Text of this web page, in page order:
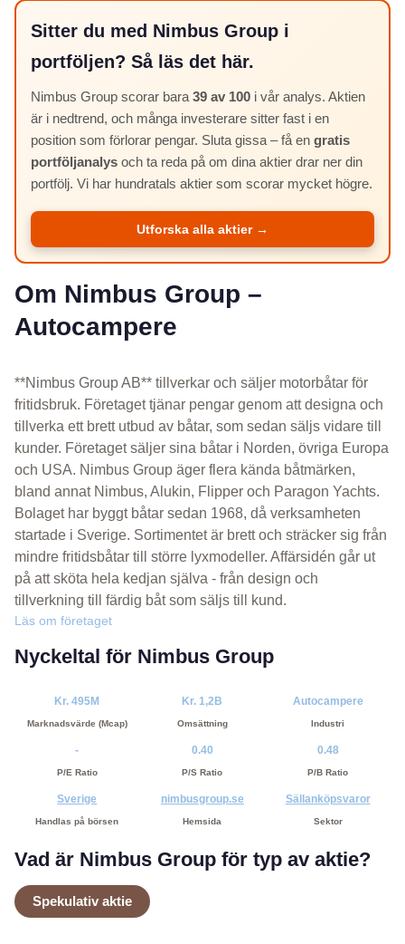
Sitter du med Nimbus Group i
portföljen? Så läs det här.
Nimbus Group scorar bara 39 av 100 i vår analys. Aktien
är i nedtrend, och många investerare sitter fast i en
position som förlorar pengar. Sluta gissa – få en gratis
portföljanalys och ta reda på om dina aktier drar ner din
portfölj. Vi har hundratals aktier som scorar mycket högre.
Utforska alla aktier →
Om Nimbus Group –
Autocampere
**Nimbus Group AB** tillverkar och säljer motorbåtar för
fritidsbruk. Företaget tjänar pengar genom att designa och
tillverka ett brett utbud av båtar, som sedan säljs vidare till
kunder. Företaget säljer sina båtar i Norden, övriga Europa
och USA. Nimbus Group äger flera kända båtmärken,
bland annat Nimbus, Alukin, Flipper och Paragon Yachts.
Bolaget har byggt båtar sedan 1968, då verksamheten
startade i Sverige. Sortimentet är brett och sträcker sig från
mindre fritidsbåtar till större lyxmodeller. Affärsidén går ut
på att sköta hela kedjan själva - från design och
tillverkning till färdig båt som säljs till kund.
Läs om företaget
Nyckeltal för Nimbus Group
Kr. 495M
Marknadsvärde (Mcap)
Kr. 1,2B
Omsättning
Autocampere
Industri
-
P/E Ratio
0.40
P/S Ratio
0.48
P/B Ratio
Sverige
Handlas på börsen
nimbusgroup.se
Hemsida
Sällanköpsvaror
Sektor
Vad är Nimbus Group för typ av aktie?
Spekulativ aktie